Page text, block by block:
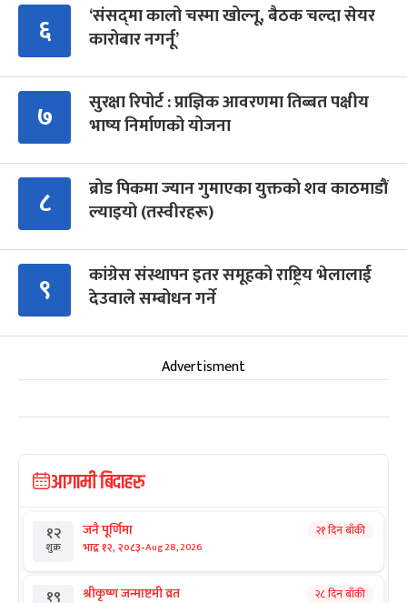
६
‘संसद्‍मा कालो चस्मा खोल्नू, बैठक चल्दा सेयर
कारोबार नगर्नू’
७
सुरक्षा रिपोर्ट : प्राज्ञिक आवरणमा तिब्बत पक्षीय
भाष्य निर्माणको योजना
८
ब्रोड पिकमा ज्यान गुमाएका युक्तको शव काठमाडौं
ल्याइयो (तस्वीरहरू)
९
कांग्रेस संस्थापन इतर समूहको राष्ट्रिय भेलालाई
देउवाले सम्बोधन गर्ने
Advertisment
आगामी बिदाहरु
१२
शुक्र
जनै पूर्णिमा
भाद्र १२, २०८३-Aug 28, 2026
२१ दिन बाँकी
१९ श्रीकृष्ण जन्माष्टमी व्रत २८ दिन बाँकी